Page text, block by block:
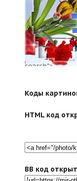
search">
Коды
HTML код
BB код